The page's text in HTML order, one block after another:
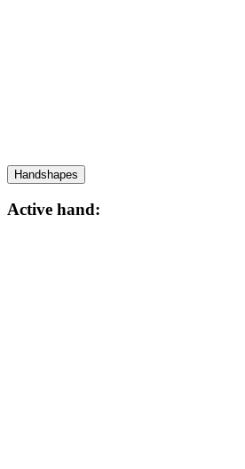
Handshapes
Active hand: